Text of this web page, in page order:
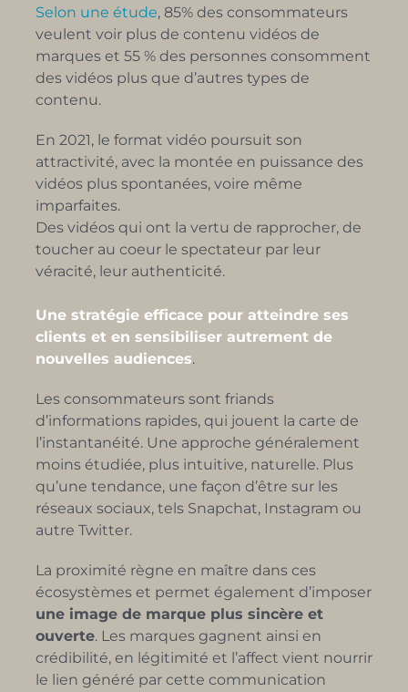
Selon une étude, 85% des consommateurs
veulent voir plus de contenu vidéos de
marques et 55 % des personnes consomment
des vidéos plus que d’autres types de
contenu.
En 2021, le format vidéo poursuit son
attractivité, avec la montée en puissance des
vidéos plus spontanées, voire même
imparfaites.
Des vidéos qui ont la vertu de rapprocher, de
toucher au coeur le spectateur par leur
véracité, leur authenticité.
Une stratégie efficace pour atteindre ses
clients et en sensibiliser autrement de
nouvelles audiences.
Les consommateurs sont friands
d’informations rapides, qui jouent la carte de
l’instantanéité. Une approche généralement
moins étudiée, plus intuitive, naturelle. Plus
qu’une tendance, une façon d’être sur les
réseaux sociaux, tels Snapchat, Instagram ou
autre Twitter.
La proximité règne en maître dans ces
écosystèmes et permet également d’imposer
une image de marque plus sincère et
ouverte. Les marques gagnent ainsi en
crédibilité, en légitimité et l’affect vient nourrir
le lien généré par cette communication